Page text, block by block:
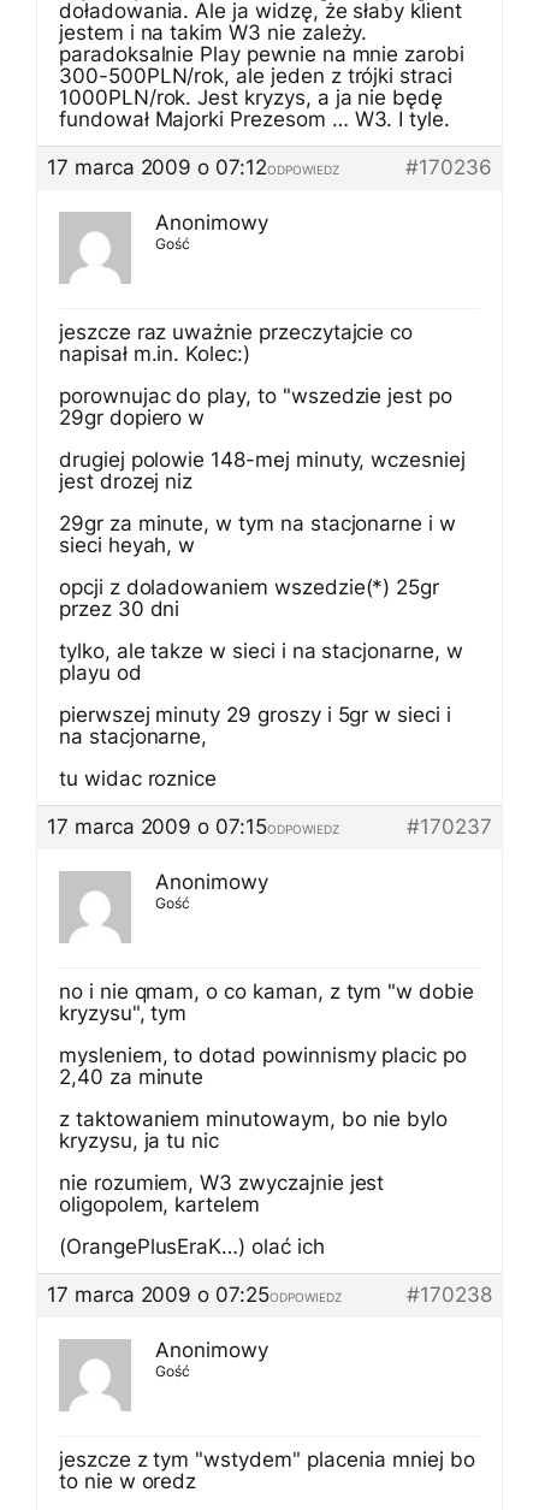
doładowania. Ale ja widzę, że słaby klient
jestem i na takim W3 nie zależy.
paradoksalnie Play pewnie na mnie zarobi
300-500PLN/rok, ale jeden z trójki straci
1000PLN/rok. Jest kryzys, a ja nie będę
fundował Majorki Prezesom … W3. I tyle.
17 marca 2009 o 07:12
#170236
ODPOWIEDZ
Anonimowy
Gość
jeszcze raz uważnie przeczytajcie co
napisał m.in. Kolec:)
porownujac do play, to "wszedzie jest po
29gr dopiero w
drugiej polowie 148-mej minuty, wczesniej
jest drozej niz
29gr za minute, w tym na stacjonarne i w
sieci heyah, w
opcji z doladowaniem wszedzie(*) 25gr
przez 30 dni
tylko, ale takze w sieci i na stacjonarne, w
playu od
pierwszej minuty 29 groszy i 5gr w sieci i
na stacjonarne,
tu widac roznice
17 marca 2009 o 07:15
#170237
ODPOWIEDZ
Anonimowy
Gość
no i nie qmam, o co kaman, z tym "w dobie
kryzysu", tym
mysleniem, to dotad powinnismy placic po
2,40 za minute
z taktowaniem minutowaym, bo nie bylo
kryzysu, ja tu nic
nie rozumiem, W3 zwyczajnie jest
oligopolem, kartelem
(OrangePlusEraK…) olać ich
17 marca 2009 o 07:25
#170238
ODPOWIEDZ
Anonimowy
Gość
jeszcze z tym "wstydem" placenia mniej bo
to nie w oredz